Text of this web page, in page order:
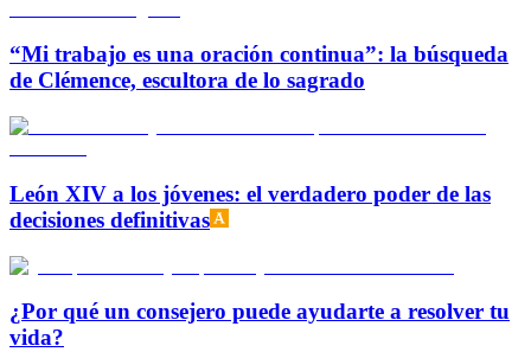
“Mi trabajo es una oración continua”: la búsqueda
de Clémence, escultora de lo sagrado
León XIV a los jóvenes: el verdadero poder de las
decisiones definitivas
¿Por qué un consejero puede ayudarte a resolver tu
vida?